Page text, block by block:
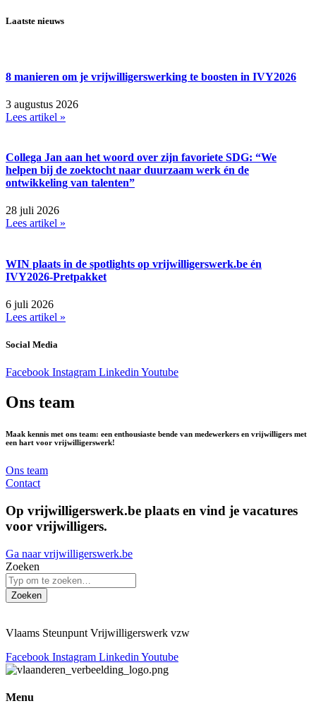
Laatste nieuws
8 manieren om je vrijwilligerswerking te boosten in IVY2026
3 augustus 2026
Lees artikel »
Collega Jan aan het woord over zijn favoriete SDG: “We
helpen bij de zoektocht naar duurzaam werk én de
ontwikkeling van talenten”
28 juli 2026
Lees artikel »
WIN plaats in de spotlights op vrijwilligerswerk.be én
IVY2026-Pretpakket
6 juli 2026
Lees artikel »
Social Media
Facebook Instagram Linkedin Youtube
Ons team
Maak kennis met ons team: een enthousiaste bende van medewerkers en vrijwilligers met
een hart voor vrijwilligerswerk!
Ons team
Contact
Op vrijwilligerswerk.be plaats en vind je vacatures
voor vrijwilligers.
Ga naar vrijwilligerswerk.be
Zoeken
Zoeken
Vlaams Steunpunt Vrijwilligerswerk vzw
Facebook Instagram Linkedin Youtube
Menu